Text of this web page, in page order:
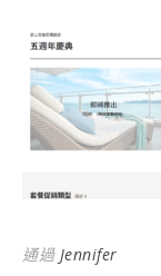
通過 Jennifer